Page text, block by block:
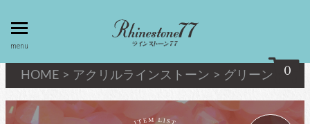
toggle
menu
menu
0
my page
マイページ
HOME > アクリルラインストーン > グリーン